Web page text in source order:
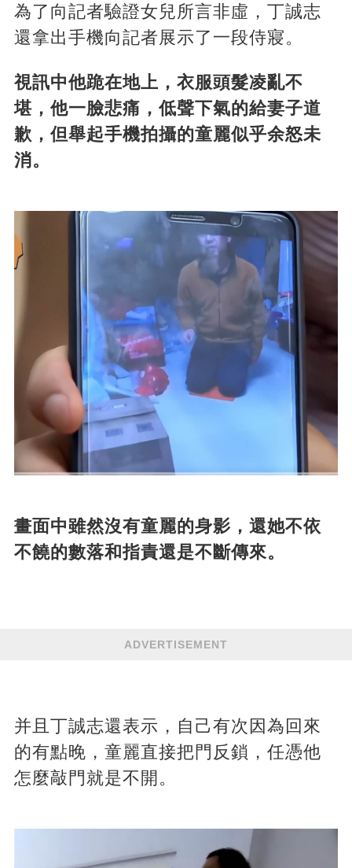
為了向記者驗證女兒所言非虛，丁誠志
還拿出手機向記者展示了一段侍寢。
視訊中他跪在地上，衣服頭髮凌亂不
堪，他一臉悲痛，低聲下氣的給妻子道
歉，但舉起手機拍攝的童麗似乎余怒未
消。
畫面中雖然沒有童麗的身影，還她不依
不饒的數落和指責還是不斷傳來。
ADVERTISEMENT
并且丁誠志還表示，自己有次因為回來
的有點晚，童麗直接把門反鎖，任憑他
怎麼敲門就是不開。